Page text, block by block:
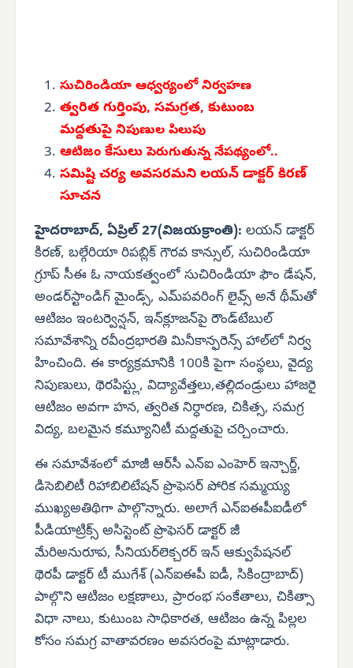
సుచిరిండియా ఆధ్వర్యంలో నిర్వహణ
త్వరిత గుర్తింపు, సమగ్రత, కుటుంబ
మద్దతుపై నిపుణుల పిలుపు
ఆటిజం కేసులుపెరుగుతున్న నేపథ్యంలో..
సమిష్టి చర్య అవసరమని లయన్ డాక్టర్ కిరణ్
సూచన
హైదరాబాద్, ఏప్రిల్ 27(విజయక్రాంతి): లయన్ డాక్టర్
కిరణ్, బల్గేరియా రిపబ్లిక్ గౌరవ కాన్సుల్, సుచిరిండియా
గ్రూప్ సీఈ ఓ నాయకత్వంలో సుచిరిండియా ఫౌం డేషన్,
అండర్‌స్టాండిగ్ మైండ్స్, ఎమ్‌పవరింగ్ లైవ్స్ అనే థీమ్‌తో
ఆటిజం ఇంటర్వెన్షన్, ఇన్‌క్లూజన్‌పై రౌండ్‌టేబుల్
సమావేశాన్ని రవీంద్రభారతి మినీకాన్ఫరెన్స్ హాల్‌లో నిర్వ
హించింది. ఈ కార్యక్రమానికి 100కి పైగా సంస్థలు, వైద్య
నిపుణులు, థెరపిస్ట్లు, విద్యావేత్తలు,తల్లిదండ్రులు హాజరై
ఆటిజం అవగా హన, త్వరిత నిర్ధారణ, చికిత్స, సమగ్ర
విద్య, బలమైన కమ్యూనిటీ మద్దతుపై చర్చించారు.
ఈ సమావేశంలో మాజీ ఆర్‌సీ ఎన్‌ఐ ఎంహెర్ ఇన్చార్జ్,
డిసెబిలిటీ రిహాబిలిటేషన్ ప్రొఫెసర్ పోరిక సమ్మయ్య
ముఖ్యఅతిథిగా పాల్గొన్నారు. అలాగే ఎన్‌ఐఈపీఐడీలో
పీడియాట్రిక్స్ అసిస్టెంట్ ప్రొఫెసర్ డాక్టర్ జీ
మేరిఅనురూప, సీనియర్‌లెక్చరర్ ఇన్ ఆక్వుపేషనల్
థెరపీ డాక్టర్ టీ ముగేశ్ (ఎన్‌ఐఈపీ ఐడీ, సికింద్రాబాద్)
పాల్గొని ఆటిజం లక్షణాలు, ప్రారంభ సంకేతాలు, చికిత్సా
విధా నాలు, కుటుంబ సాధికారత, ఆటిజం ఉన్న పిల్లల
కోసం సమగ్ర వాతావరణం అవసరంపై మాట్లాడారు.